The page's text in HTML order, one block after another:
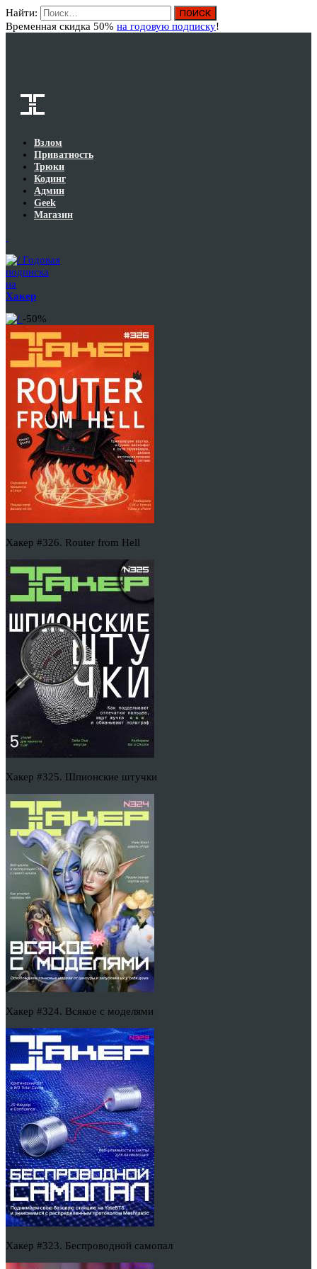
Найти:
Временная скидка 50% на годовую подписку!
Взлом
Приватность
Трюки
Кодинг
Админ
Geek
Магазин
Годовая
подписка
на
Хакер
-50%
Хакер #326. Router from Hell
Хакер #325. Шпионские штучки
Хакер #324. Всякое с моделями
Хакер #323. Беспроводной самопал